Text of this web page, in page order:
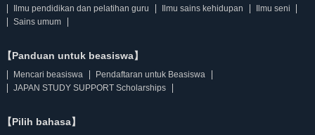
Ilmu pendidikan dan pelatihan guru
Ilmu sains kehidupan
Ilmu seni
Sains umum
【Panduan untuk beasiswa】
Mencari beasiswa
Pendaftaran untuk Beasiswa
JAPAN STUDY SUPPORT Scholarships
【Pilih bahasa】